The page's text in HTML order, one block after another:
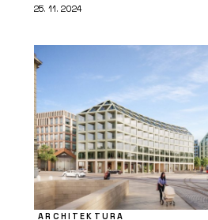
25. 11. 2024
ARCHITEKTURA